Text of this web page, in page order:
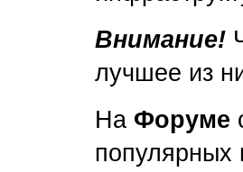
Внимание!
лучшее из
На Форуме
популярных